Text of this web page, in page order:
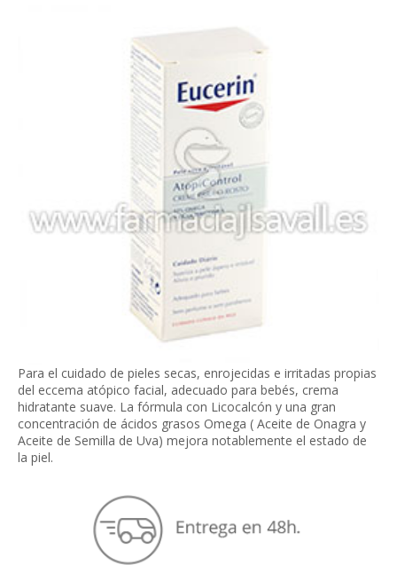
Para el cuidado de pieles secas, enrojecidas e irritadas propias
del eccema atópico facial, adecuado para bebés, crema
hidratante suave. La fórmula con Licocalcón y una gran
concentración de ácidos grasos Omega ( Aceite de Onagra y
Aceite de Semilla de Uva) mejora notablemente el estado de
la piel.